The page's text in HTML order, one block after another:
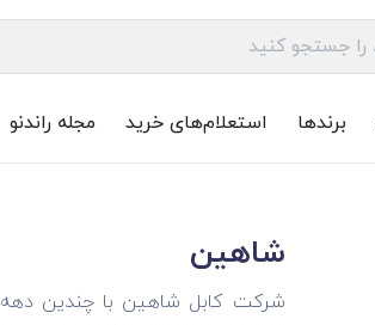
برندها استعلام‌های خرید مجله راندنو
شاهین
شرکت کابل شاهین با چندین دهه